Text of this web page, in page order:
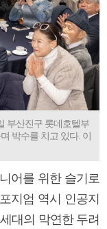
부산진구 롯데호텔부
박수를 치고 있다. 이
어를 위한 슬기로
지엄 역시 인공지
대의 막연한 두려